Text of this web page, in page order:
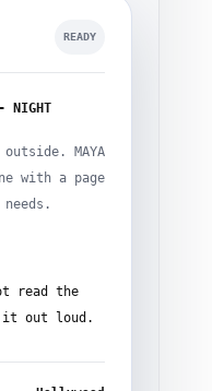
READY
NIGHT
MAYA
with a page
read the
it out loud.